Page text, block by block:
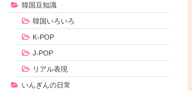
韓国豆知識
韓国いろいろ
K-POP
J-POP
リアル表現
いんぎんの日常